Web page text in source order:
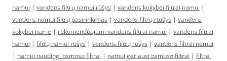
namui | vandens filtrų namui rūšys | vandens kokybei filtrai namui |
vandens namui filtrų pasirinkimas | vandens filtrų rtūšys | vandens
kokybei name | rekomenduojami vandens filtrai namui | vandens filtrai
namui | filtrų namui rūšys | vandens filtrų rūšys | vandens filtrai namui
| namui naudingi osmoso filtrai | namui geriausi osmoso filtrai | filtrai